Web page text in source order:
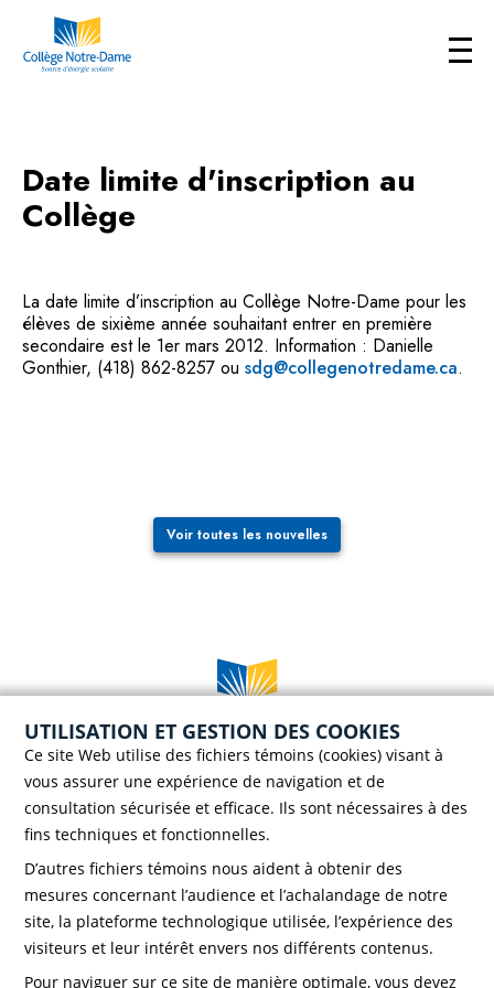
Date limite d'inscription au
Collège
La date limite d’inscription au Collège Notre-Dame pour les
élèves de sixième année souhaitant entrer en première
secondaire est le 1er mars 2012. Information : Danielle
Gonthier, (418) 862-8257 ou sdg@collegenotredame.ca.
Voir toutes les nouvelles
Case postale 786, 56 rue Saint-Henri
Rivière-du-Loup (Québec) G5R 3Z5
Téléphone :
418 862-8257
Télécopieur :418 862-8495
Faire un don!
UTILISATION ET GESTION DES COOKIES
Ce site Web utilise des fichiers témoins (cookies) visant à
vous assurer une expérience de navigation et de
consultation sécurisée et efficace. Ils sont nécessaires à des
fins techniques et fonctionnelles.
D’autres fichiers témoins nous aident à obtenir des
mesures concernant l’audience et l’achalandage de notre
site, la plateforme technologique utilisée, l’expérience des
visiteurs et leur intérêt envers nos différents contenus.
Pour naviguer sur ce site de manière optimale, vous devez